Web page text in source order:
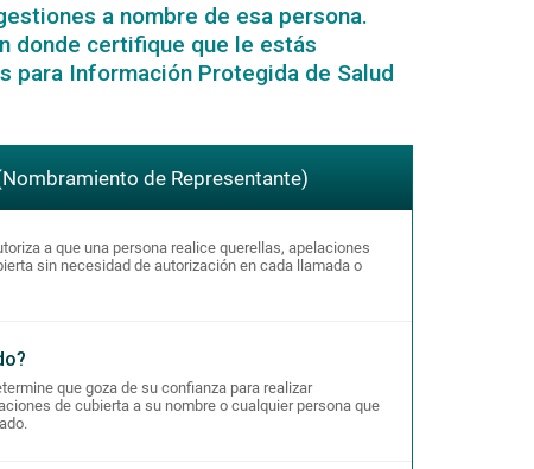
a nombre de esa persona.
donde certifique que le estás
para Información Protegida de Salud
de Representante)
a que una persona realice querellas, apelaciones
sin necesidad de autorización en cada llamada o
que goza de su confianza para realizar
de cubierta a su nombre o cualquier persona que